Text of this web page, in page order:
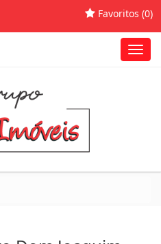
Favoritos (0)